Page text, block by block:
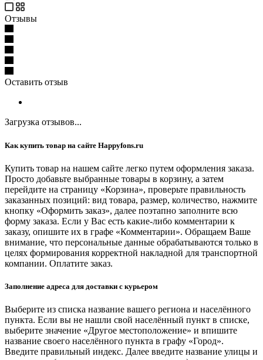
Отзывы
Оставить отзыв
Загрузка отзывов...
Как купить товар на сайте Happyfons.ru
Купить товар на нашем сайте легко путем оформления заказа.
Просто добавьте выбранные товары в корзину, а затем
перейдите на страницу «Корзина», проверьте правильность
заказанных позиций: вид товара, размер, количество, нажмите
кнопку «Оформить заказ», далее поэтапно заполните всю
форму заказа. Если у Вас есть какие-либо комментарии к
заказу, опишите их в графе «Комментарии». Обращаем Ваше
внимание, что персональные данные обрабатываются только в
целях формирования корректной накладной для транспортной
компании. Оплатите заказ.
Заполнение адреса для доставки с курьером
Выберите из списка название вашего региона и населённого
пункта. Если вы не нашли свой населённый пункт в списке,
выберите значение «Другое местоположение» и впишите
название своего населённого пункта в графу «Город».
Введите правильный индекс. Далее введите название улицы и